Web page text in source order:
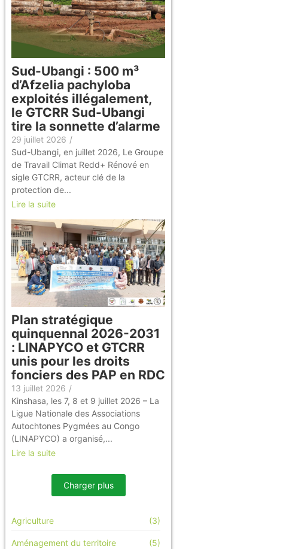
Sud-Ubangi : 500 m³
d’Afzelia pachyloba
exploités illégalement,
le GTCRR Sud-Ubangi
tire la sonnette d’alarme
29 juillet 2026 /
Sud-Ubangi, en juillet 2026, Le Groupe
de Travail Climat Redd+ Rénové en
sigle GTCRR, acteur clé de la
protection de...
Lire la suite
Plan stratégique
quinquennal 2026-2031
: LINAPYCO et GTCRR
unis pour les droits
fonciers des PAP en RDC
13 juillet 2026 /
Kinshasa, les 7, 8 et 9 juillet 2026 – La
Ligue Nationale des Associations
Autochtones Pygmées au Congo
(LINAPYCO) a organisé,...
Lire la suite
Charger plus
Agriculture (3)
Aménagement du territoire (5)